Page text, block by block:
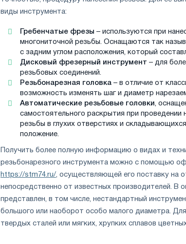
виды инструмента:
Гребенчатые фрезы – используются при
многониточной резьбы. Оснащаются так
с задним углом расположения, который
Дисковый фрезерный инструмент – для
резьбовых соединений.
Резьбонарезная головка – в отличие от
возможность изменять шаг и диаметр
Автоматические резьбовые головки,
самостоятельного раскрытия при проведении
резьбы в глухих отверстиях и
положение.
Получить более полную информацию о видах и
резьбонарезного инструмента можно с помощью
https://stm74.ru/, осуществляющей его поставку на
непосредственно от известных производителей. В
представлен, в том числе, нестандартный
большого или наоборот особо малого диаметра.
твердых сталей или мягких, хрупких сплавов